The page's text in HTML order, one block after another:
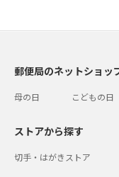
郵便局のネットショッ
母の日 こどもの日
ストアから探す
切手・はがきストア